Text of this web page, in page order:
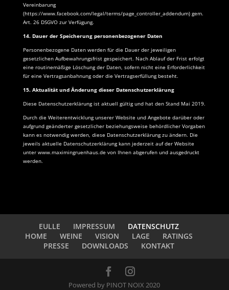
Vereinbarung
(https://www.facebook.com/legal/terms/page_controller_addendum) gem.
Art. 26 DSGVO zur Verfügung.
14. Dauer der Speicherung personenbezogener Daten
Personenbezogene Daten werden für die Dauer der jeweiligen
gesetzlichen Aufbewahrungsfrist gespeichert. Nach Ablauf der Frist erfolgt
eine routinemäßige Löschung der Daten, sofern nicht eine Erforderlichkeit
für eine Vertragsanbahnung oder die Vertragserfüllung besteht.
15. Aktualität und Änderung dieser Datenschutzerklärung
Diese Datenschutzerklärung ist aktuell gültig und hat den Stand Mai 2019.
Durch die Weiterentwicklung unserer Website und Angebote darüber oder
aufgrund geänderter gesetzlicher beziehungsweise behördlicher Vorgaben
kann es notwendig werden, diese Datenschutzerklärung zu ändern. Die
jeweils aktuelle Datenschutzerklärung kann jederzeit auf der Website
unter www.maximingruenhaus.de von Ihnen abgerufen und ausgedruckt
werden.
EULLE IMPRESSUM
DATENSCHUTZ
HOME
WEINE VISION LAGE
RATINGS
PRESSE
DOWNLOADS KONTAKT
Powered by PINOT NOIX 2020